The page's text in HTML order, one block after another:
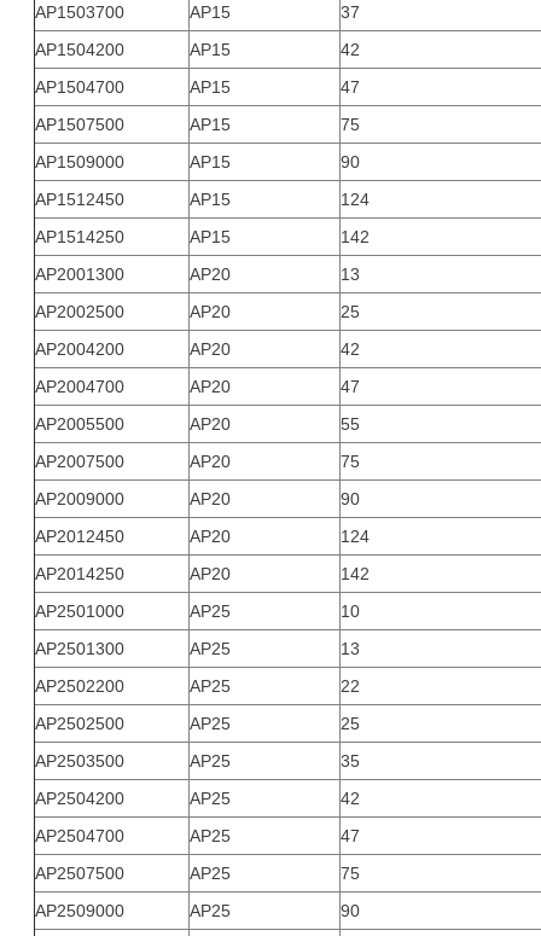
AP1503700
AP15
37
AP1504200
AP15
42
AP1504700
AP15
47
AP1507500
AP15
75
AP1509000
AP15
90
AP1512450
AP15
124
AP1514250
AP15
142
AP2001300
AP20
13
AP2002500
AP20
25
AP2004200
AP20
42
AP2004700
AP20
47
AP2005500
AP20
55
AP2007500
AP20
75
AP2009000
AP20
90
AP2012450
AP20
124
AP2014250
AP20
142
AP2501000
AP25
10
AP2501300
AP25
13
AP2502200
AP25
22
AP2502500
AP25
25
AP2503500
AP25
35
AP2504200
AP25
42
AP2504700
AP25
47
AP2507500
AP25
75
AP2509000
AP25
90